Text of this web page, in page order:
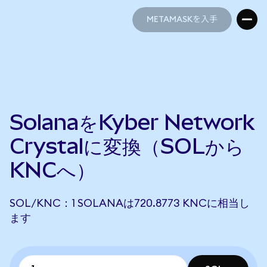
METAMASKを入手
SolanaをKyber Network
Crystalに変換（SOLから
KNCへ）
SOL/KNC：1 SOLANAは720.8773 KNCに相当し
ます